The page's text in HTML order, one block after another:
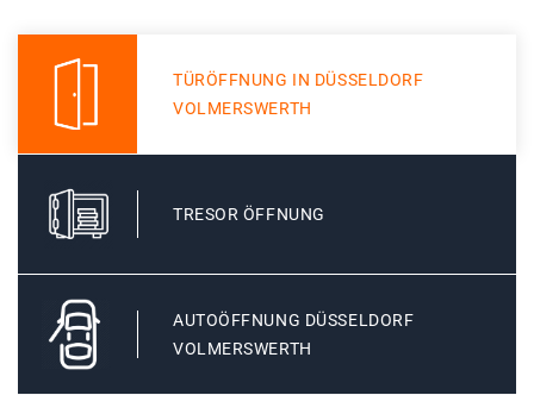
TÜRÖFFNUNG IN DÜSSELDORF
VOLMERSWERTH
TRESOR ÖFFNUNG
AUTOÖFFNUNG DÜSSELDORF
VOLMERSWERTH